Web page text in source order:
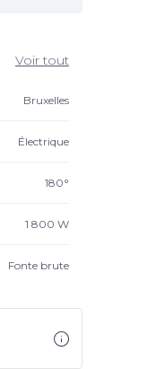
Voir tout
Bruxelles
Électrique
180°
1 800 W
Fonte brute